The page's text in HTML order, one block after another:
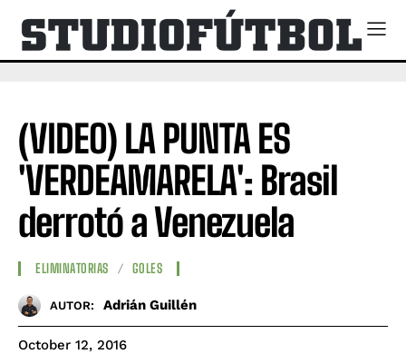
(VIDEO) LA PUNTA ES
'VERDEAMARELA': Brasil
derrotó a Venezuela
ELIMINATORIAS GOLES
AUTOR: Adrián Guillén
October 12, 2016